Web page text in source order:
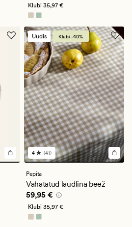
Klubi 35,97 €
Uudis Klubi -40%
41
arvustust
keskmise
hinnanguga
4
4 (41)
Pepita
Vahatatud laudlina beež
Pris_ee 59,95 €
59,95 €
Klubi 35,97 €